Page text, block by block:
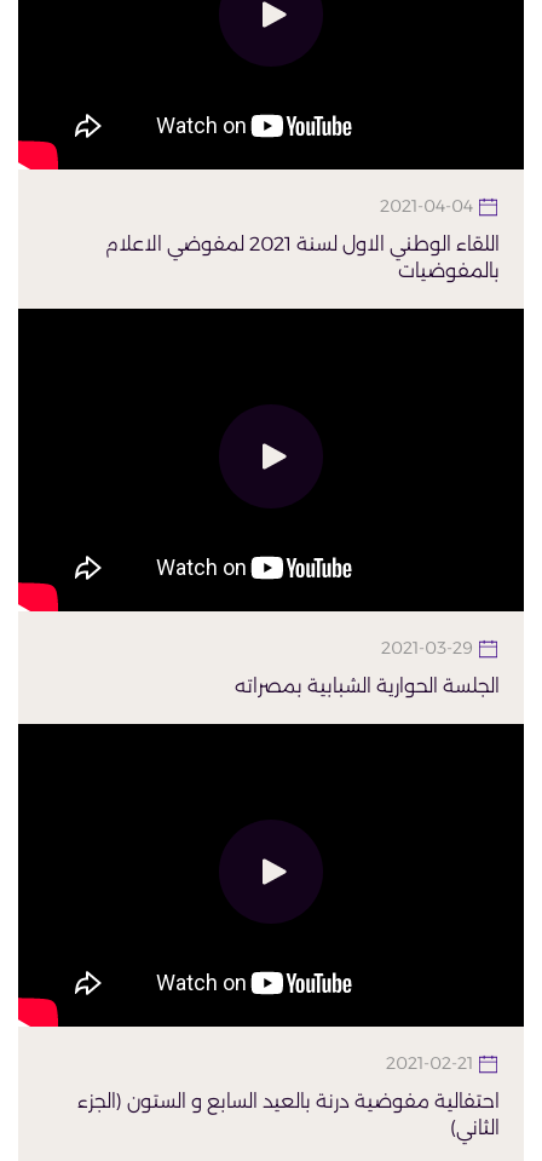
اللقاء الوطني الاول لسنة 2021 لمفوضي الاعلام
بالمفوضيات
الجلسة الحوارية الشبابية بمصراته
احتفالية مفوضية درنة بالعيد السابع و الستون (الجزء
الثاني)